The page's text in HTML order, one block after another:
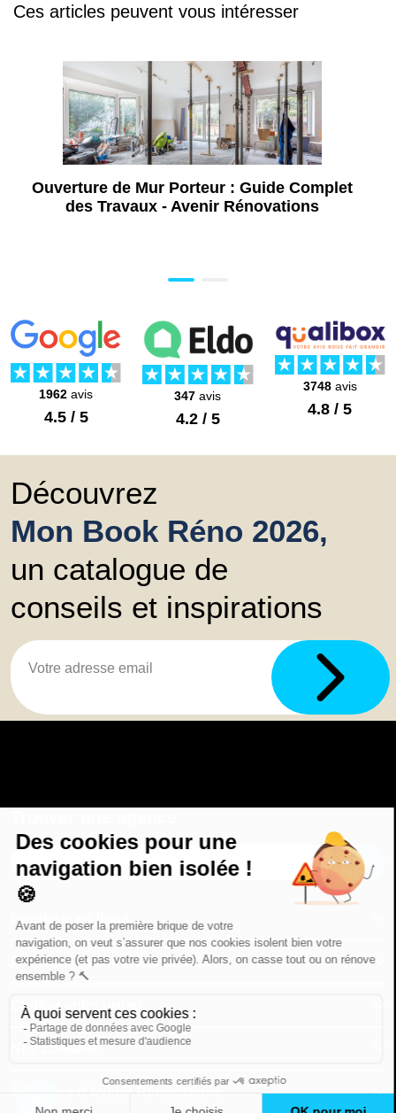
Ces articles peuvent vous intéresser
Ouverture de Mur Porteur : Guide Complet
des Travaux - Avenir Rénovations
1962 avis
4.5 / 5
347 avis
4.2 / 5
3748avis
4.8 / 5
Découvrez
Mon Book Réno 2026,
un catalogue de
conseils et inspirations
GO
Boutique en ligne
Pourquoi Avenir Rénovations
Chiffrer votre projet
Nos conseils